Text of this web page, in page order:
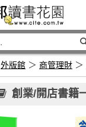
外版館 ＞ 商管理財 ＞
創業/開店書籍